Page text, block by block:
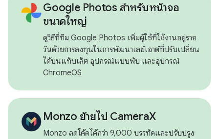
Google Photos สำหรับหน้าจอ
ขนาดใหญ่
ดูวิธีที่ทีม Google Photos เพิ่มผู้ใช้ที่ใช้งานอยู่ราย
วันด้วยการลงทุนในการพัฒนาเลย์เอาต์ที่ปรับเปลี่ยน
ได้บนแท็บเล็ต อุปกรณ์แบบพับ และอุปกรณ์
ChromeOS
Monzo ย้ายไป CameraX
Monzo ลดโค้ดได้กว่า 9,000 บรรทัดและปรับปรุง